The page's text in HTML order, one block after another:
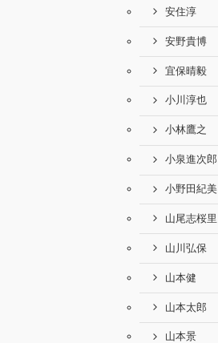
安住淳
安野貴博
宜保晴毅
小川淳也
小林鷹之
小泉進次郎
小野田紀美
山尾志桜里
山川弘保
山本健
山本太郎
山本景